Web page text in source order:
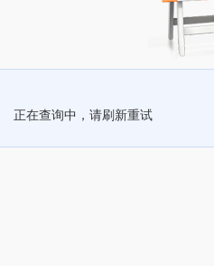
正在查询中，请刷新重试